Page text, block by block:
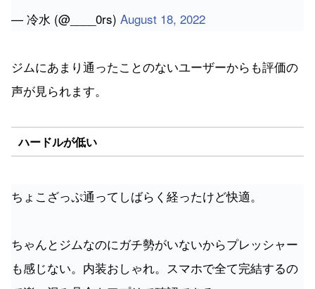
— 冷水 (@____0rs) August 18, 2022
ジムにあまり通ったことのないユーザーからも評価の
声が見られます。
ハードルが低い
ちょこざっぷ通ってしばらく経ったけど快適。
ちゃんとジムなのにガチ勢がいないからプレッシャー
も感じない。内装おしゃれ。スマホで全て完結するの
で楽。混み具合もアプリで確認できる。